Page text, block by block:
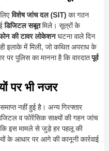
विशेष जांच दल (SIT)का गठन
डिजिटल सबूतमिले। सूत्रों के
की टावर लोकेशनघटना वाले दिन
इलाके में मिली, जो कथित अपराध के
पुलिस का मानना है कि वारदातपूर्व
पर भी नजर
नहीं हुई है। अन्य गिरफ्तार
व फोरेंसिक साक्ष्यों की गहन जांच
कि इस मामले से जुड़े हर पहलू की
के आधार पर आगे की कानूनी कार्रवाई